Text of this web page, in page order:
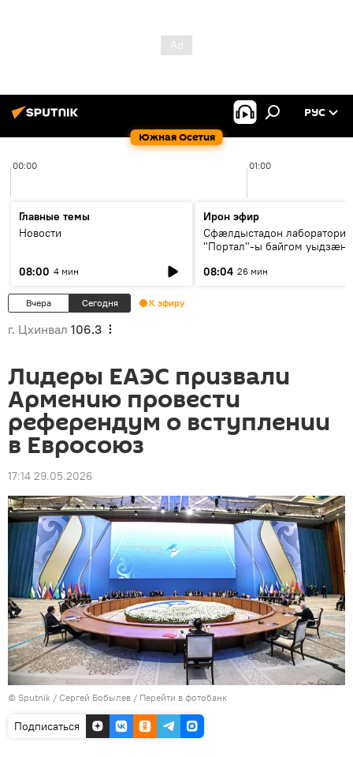
Южная Осетия
РУС
00:00 01:00
Главные темы
Новости
08:00 4 мин
Ирон эфир
Сфæлдыстадон лаборатори
"Портал"-ы байгом уыдзæн
Æхсары куыстыты равдыст
08:04 26 мин
Вчера Сегодня К эфиру
г. Цхинвал 106.3
Лидеры ЕАЭС призвали
Армению провести
референдум о вступлении
в Евросоюз
17:14 29.05.2026
© Sputnik / Сергей Бобылев / Перейти в фотобанк
Подписаться